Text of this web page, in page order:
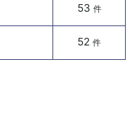
53 件
52 件